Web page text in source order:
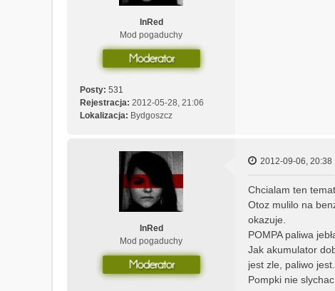
InRed
Mod pogaduchy
Posty: 531
Rejestracja: 2012-05-28, 21:06
Lokalizacja: Bydgoszcz
InRed
Mod pogaduchy
2012-09-06, 20:38
Chcialam ten
Otoz mulilo na
okazuje.
POMPA paliwa
Jak akumulator
jest zle, paliwo jest...
Pompki nie slychac .